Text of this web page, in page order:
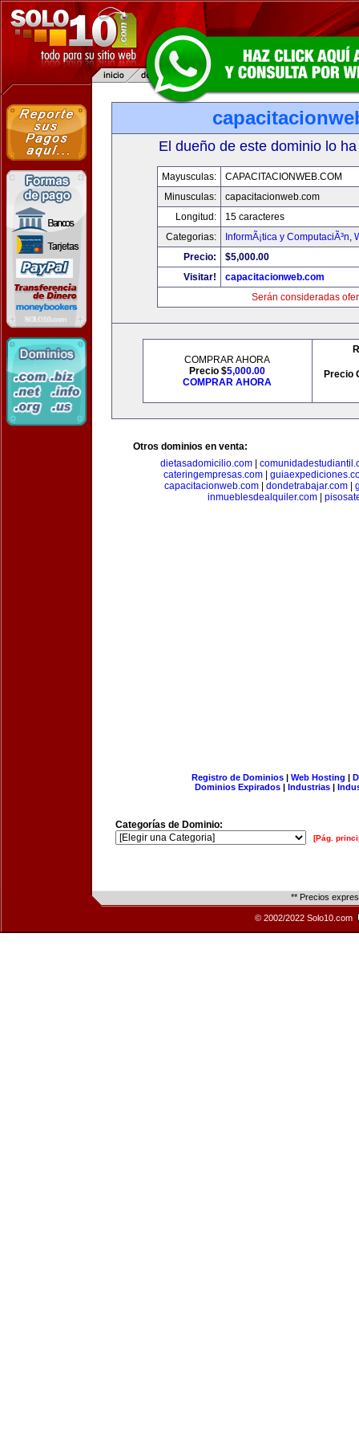
El dueño de este dominio lo
Mayusculas:
CAPACITACIONWEB.COM
Minusculas:
capacitacionweb.com
Longitud:
15 caracteres
Categorias:
InformÃ¡tica y ComputaciÃ³n,
Precio:
$5,000.00
Visitar!
capacitacionweb.com
Serán consideradas
COMPRAR AHORA
Precio $5,000.00
COMPRAR AHORA
Precio
Otros dominios en venta:
dietasadomicilio.com
cateringempresas.com|
capacitacionweb.com
dondetrabajar.com
inmueblesdealquiler.com
Registro de Dominios| Web Hosting |
Dominios Expirados | Industrias |
Categorías de Dominio:
[Pág.
** Precios
© 2002/2022 Solo10.com